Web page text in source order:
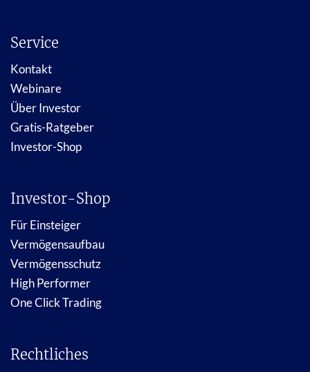
Service
Kontakt
Webinare
Über Investor
Gratis-Ratgeber
Investor-Shop
Investor-Shop
Für Einsteiger
Vermögensaufbau
Vermögensschutz
High Performer
One Click Trading
Rechtliches